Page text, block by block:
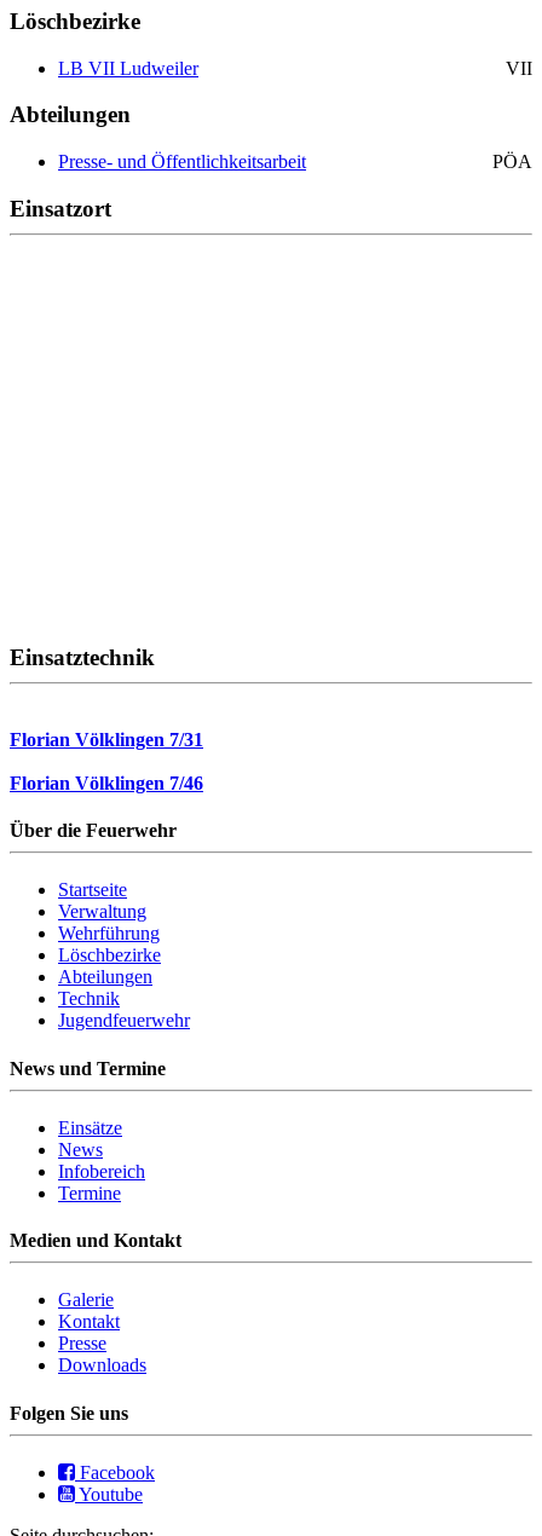
Löschbezirke
LB VII Ludweiler VII
Abteilungen
Presse- und Öffentlichkeitsarbeit PÖA
Einsatzort
Einsatztechnik
Florian Völklingen 7/31
Florian Völklingen 7/46
Über die Feuerwehr
Startseite
Verwaltung
Wehrführung
Löschbezirke
Abteilungen
Technik
Jugendfeuerwehr
News und Termine
Einsätze
News
Infobereich
Termine
Medien und Kontakt
Galerie
Kontakt
Presse
Downloads
Folgen Sie uns
Facebook
Youtube